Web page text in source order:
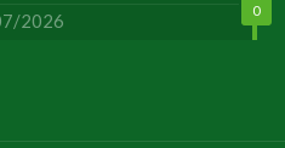
0
2026